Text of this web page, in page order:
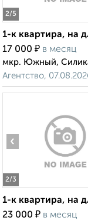
2/5
1-к квартира, на
17 000 ₽ в месяц
мкр. Южный,
Агентство,
2/3
‹
1-к квартира, на
23 000 ₽ в месяц